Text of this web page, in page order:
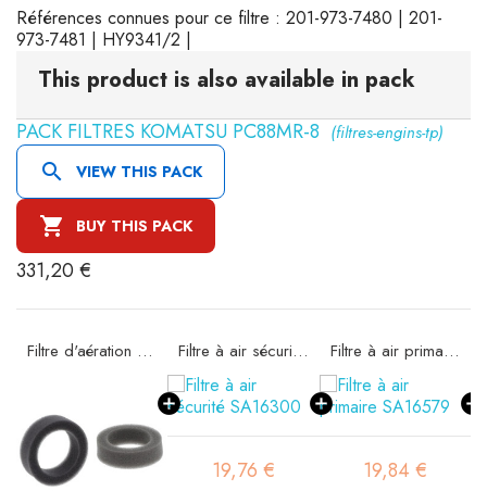
Références connues pour ce filtre : 201-973-7480 | 201-
973-7481 | HY9341/2 |
This product is also available in pack
PACK FILTRES KOMATSU PC88MR-8 (filtres-engins-tp)
 VIEW THIS PACK
 BUY THIS PACK
331,20 €
Filtre d'aération SA12959 Filtre à air sécurité SA16300
19,76 €
Filtre à air primaire SA16579
19,84 €